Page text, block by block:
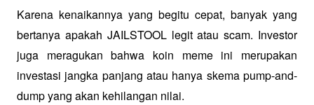
Karena kenaikannya yang begitu cepat, banyak yang
bertanya apakah JAILSTOOL legit atau scam. Investor
juga meragukan bahwa koin meme ini merupakan
investasi jangka panjang atau hanya skema pump-and-
dump yang akan kehilangan nilai.